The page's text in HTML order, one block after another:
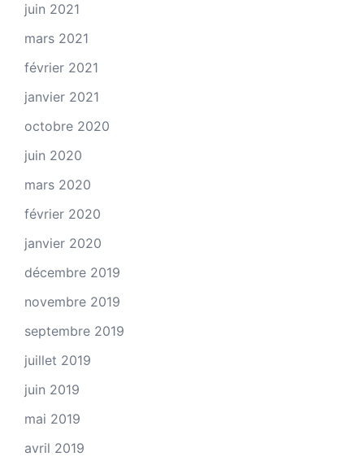
juin 2021
mars 2021
février 2021
janvier 2021
octobre 2020
juin 2020
mars 2020
février 2020
janvier 2020
décembre 2019
novembre 2019
septembre 2019
juillet 2019
juin 2019
mai 2019
avril 2019